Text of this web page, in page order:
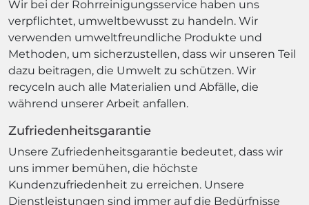
Wir bei der Rohrreinigungsservice haben uns
verpflichtet, umweltbewusst zu handeln. Wir
verwenden umweltfreundliche Produkte und
Methoden, um sicherzustellen, dass wir unseren Teil
dazu beitragen, die Umwelt zu schützen. Wir
recyceln auch alle Materialien und Abfälle, die
während unserer Arbeit anfallen.
Zufriedenheitsgarantie
Unsere Zufriedenheitsgarantie bedeutet, dass wir
uns immer bemühen, die höchste
Kundenzufriedenheit zu erreichen. Unsere
Dienstleistungen sind immer auf die Bedürfnisse